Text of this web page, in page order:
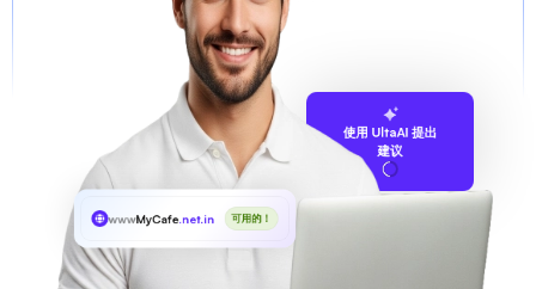
使用 UltaAI 提出
建议
wwwMyCafe.net.in 可用的！